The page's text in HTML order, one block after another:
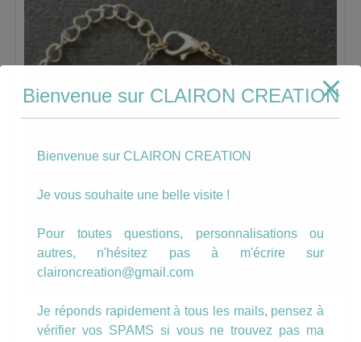
Bracelet motif gouttes colorées
Bienvenue sur CLAIRON CREATION
Bienvenue sur CLAIRON CREATION
Je vous souhaite une belle visite !
Pour toutes questions, personnalisations ou
autres, n'hésitez pas à m'écrire sur
claironcreation@gmail.com
Je réponds rapidement à tous les mails, pensez à
vérifier vos SPAMS si vous ne trouvez pas ma